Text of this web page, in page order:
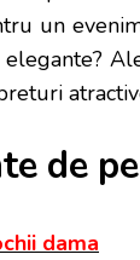
un
de
dama